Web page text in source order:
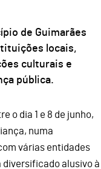
de Guimarães
locais,
culturais e
pública.
o dia 1 e 8 de junho,
numa
várias entidades
diversificado alusivo à